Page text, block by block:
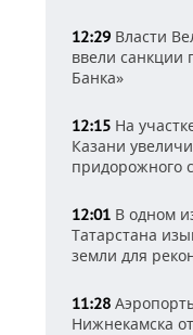
12:29 Власти
ввели санкции
Банка»
12:15 На
Казани
придорожного
12:01 В одном
Татарстана
земли для
11:28
Нижнекамска